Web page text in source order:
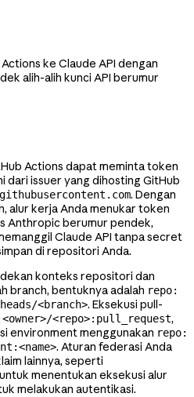
ke Claude API dengan
alih-alih kunci API berumur
Actions dapat meminta token
dari issuer yang dihosting GitHub
. Dengan
alur kerja Anda menukar token
Anthropic berumur pendek,
Claude API tanpa secret
di repositori Anda.
konteks repositori dan
branch, bentuknya adalah repo:
<branch>. Eksekusi pull-
<repo>:pull_request,
environment menggunakan repo:
. Aturan federasi Anda
lainnya, seperti
menentukan eksekusi alur
melakukan autentikasi.